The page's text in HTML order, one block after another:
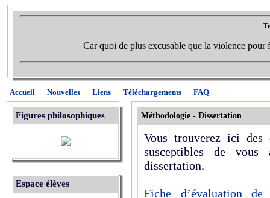
Car quoi de plus excusable que la violence
Accueil Nouvelles Liens Téléchargements FAQ
Figures philosophiques
Espace élèves
Méthodologie - Dissertation
Vous trouverez ici des
susceptibles de
dissertation.
Fiche d’évaluation